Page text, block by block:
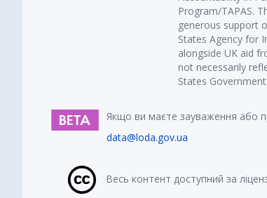
Program/TAPAS.
generous support
States Agency for
alongside UK aid
not necessarily
States
Якщо ви маєте зауваження або
data@loda.gov.ua
Весь контент доступний за